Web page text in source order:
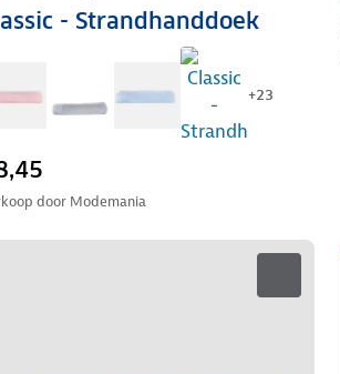
- Strandhanddoek
+23
door Modemania